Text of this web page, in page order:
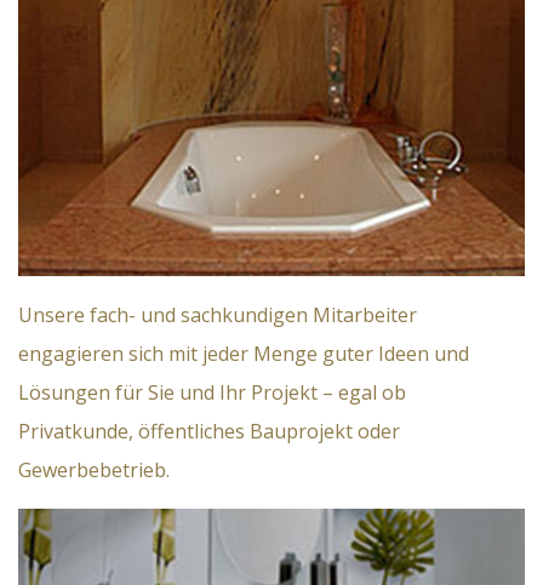
Unsere fach- und sachkundigen Mitarbeiter
engagieren sich mit jeder Menge guter Ideen und
Lösungen für Sie und Ihr Projekt – egal ob
Privatkunde, öffentliches Bauprojekt oder
Gewerbebetrieb.